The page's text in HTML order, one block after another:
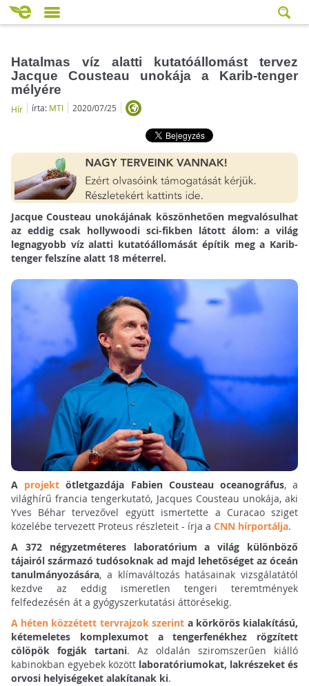
Hatalmas víz alatti kutatóállomást tervez
Jacque Cousteau unokája a Karib-tenger
mélyére
Hír írta: MTI 2020/07/25
Jacque Cousteau unokájának köszönhetően megvalósulhat
az eddig csak hollywoodi sci-fikben látott álom: a világ
legnagyobb víz alatti kutatóállomását építik meg a Karib-
tenger felszíne alatt 18 méterrel.
A projekt ötletgazdája Fabien Cousteau oceanográfus, a
világhírű francia tengerkutató, Jacques Cousteau unokája, aki
Yves Béhar tervezővel együtt ismertette a Curacao sziget
közelébe tervezett Proteus részleteit - írja a CNN hírportálja.
A 372 négyzetméteres laboratórium a világ különböző
tájairól származó tudósoknak ad majd lehetőséget az óceán
tanulmányozására, a klímaváltozás hatásainak vizsgálatától
kezdve az eddig ismeretlen tengeri teremtmények
felfedezésén át a gyógyszerkutatási áttörésekig.
A héten közzétett tervrajzok szerint a körkörös kialakítású,
kétemeletes komplexumot a tengerfenékhez rögzített
cölöpök fogják tartani. Az oldalán sziromszerűen kiálló
kabinokban egyebek között laboratóriumokat, lakrészeket és
orvosi helyiségeket alakítanak ki.